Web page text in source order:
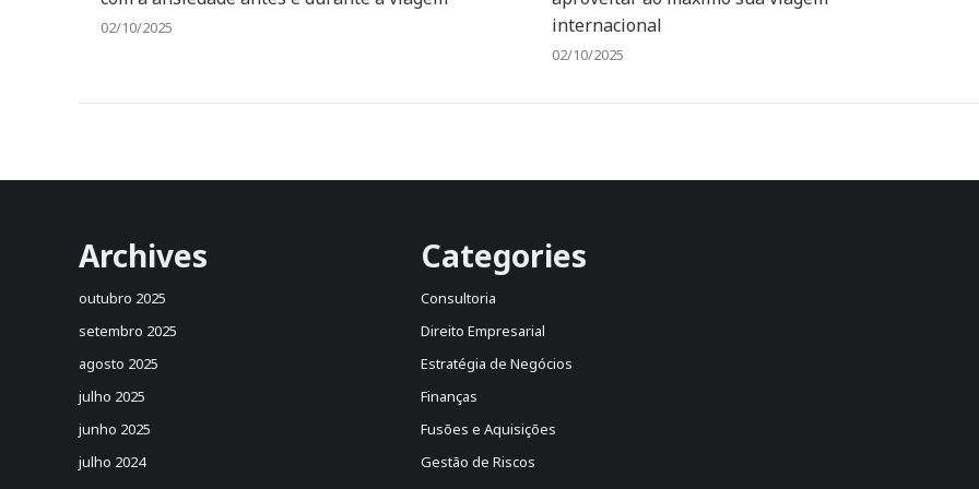
02/10/2025
internacional
02/10/2025
Archives
outubro 2025
setembro 2025
agosto 2025
julho 2025
junho 2025
julho 2024
Categories
Consultoria
Direito Empresarial
Estratégia de Negócios
Finanças
Fusões e Aquisições
Gestão de Riscos